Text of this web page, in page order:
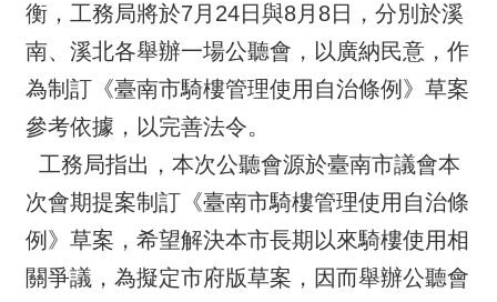
衡，工務局將於7月24日與8月8日，分別於溪
南、溪北各舉辦一場公聽會，以廣納民意，作
為制訂《臺南市騎樓管理使用自治條例》草案
參考依據，以完善法令。
工務局指出，本次公聽會源於臺南市議會本
次會期提案制訂《臺南市騎樓管理使用自治條
例》草案，希望解決本市長期以來騎樓使用相
關爭議，為擬定市府版草案，因而舉辦公聽會